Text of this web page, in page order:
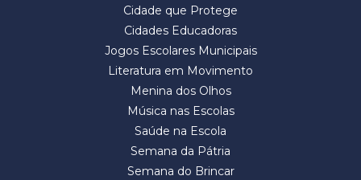
Cidade que Protege
Cidades Educadoras
Jogos Escolares Municipais
Literatura em Movimento
Menina dos Olhos
Música nas Escolas
Saúde na Escola
Semana da Pátria
Semana do Brincar